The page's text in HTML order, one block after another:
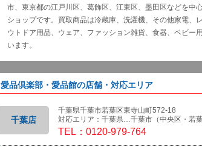
市、東京都の江戸川区、葛飾区、江東区、墨田区などを中
ショップです。買取商品は冷蔵庫、洗濯機、その他家電、
ウトドア用品、ウェア、ファッション雑貨、食器、ベビー
います。
愛品倶楽部・愛品館の店舗・対応エリア
千葉店
千葉県千葉市若葉区東寺山町572-18
対応エリア：千葉県…千葉市（中央区・若
TEL：0120-979-764